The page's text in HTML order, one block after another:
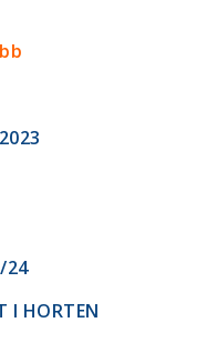
24
I HORTEN